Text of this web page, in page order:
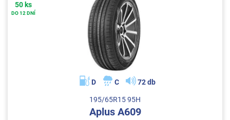
50 ks
DO 12 DNÍ
D C 72 db
195/65R15 95H
Aplus A609